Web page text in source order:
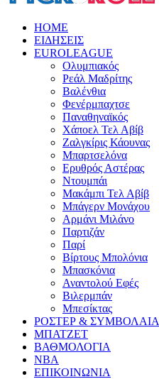
HOME
ΕΙΔΗΣΕΙΣ
EUROLEAGUE
Ολυμπιακός
Ρεάλ Μαδρίτης
Βαλένθια
Φενέρμπαχτσε
Παναθηναϊκός
Χάποελ Τελ Αβίβ
Ζαλγκίρις Κάουνας
Μπαρτσελόνα
Ερυθρός Αστέρας
Ντουμπάι
Μακάμπι Τελ Αβίβ
Μπάγερν Μονάχου
Αρμάνι Μιλάνο
Παρτιζάν
Παρί
Βίρτους Μπολόνια
Μπασκόνια
Αναντολού Εφές
Βιλερμπάν
Μπεσίκτας
ΡΟΣΤΕΡ & ΣΥΜΒΟΛΑΙΑ
ΜΠΑΤΖΕΤ
ΒΑΘΜΟΛΟΓΙΑ
ΝΒΑ
ΕΠΙΚΟΙΝΩΝΙΑ